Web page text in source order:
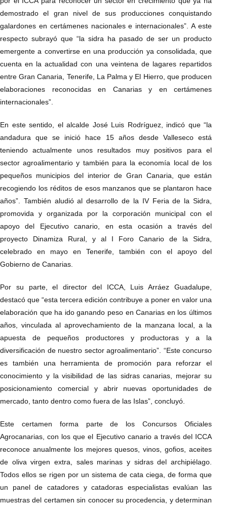
demostrado el gran nivel de sus producciones conquistando
galardones en certámenes nacionales e internacionales”. A este
respecto subrayó que “la sidra ha pasado de ser un producto
emergente a convertirse en una producción ya consolidada, que
cuenta en la actualidad con una veintena de lagares repartidos
entre Gran Canaria, Tenerife, La Palma y El Hierro, que producen
elaboraciones reconocidas en Canarias y en certámenes
internacionales”.
En este sentido, el alcalde José Luis Rodríguez, indicó que “la
andadura que se inició hace 15 años desde Valleseco está
teniendo actualmente unos resultados muy positivos para el
sector agroalimentario y también para la economía local de los
pequeños municipios del interior de Gran Canaria, que están
recogiendo los réditos de esos manzanos que se plantaron hace
años”. También aludió al desarrollo de la IV Feria de la Sidra,
promovida y organizada por la corporación municipal con el
apoyo del Ejecutivo canario, en esta ocasión a través del
proyecto Dinamiza Rural, y al I Foro Canario de la Sidra,
celebrado en mayo en Tenerife, también con el apoyo del
Gobierno de Canarias.
Por su parte, el director del ICCA, Luis Arráez Guadalupe,
destacó que “esta tercera edición contribuye a poner en valor una
elaboración que ha ido ganando peso en Canarias en los últimos
años, vinculada al aprovechamiento de la manzana local, a la
apuesta de pequeños productores y productoras y a la
diversificación de nuestro sector agroalimentario”. “Este concurso
es también una herramienta de promoción para reforzar el
conocimiento y la visibilidad de las sidras canarias, mejorar su
posicionamiento comercial y abrir nuevas oportunidades de
mercado, tanto dentro como fuera de las Islas”, concluyó.
Este certamen forma parte de los Concursos Oficiales
Agrocanarias, con los que el Ejecutivo canario a través del ICCA
reconoce anualmente los mejores quesos, vinos, gofios, aceites
de oliva virgen extra, sales marinas y sidras del archipiélago.
Todos ellos se rigen por un sistema de cata ciega, de forma que
un panel de catadores y catadoras especialistas evalúan las
muestras del certamen sin conocer su procedencia, y determinan